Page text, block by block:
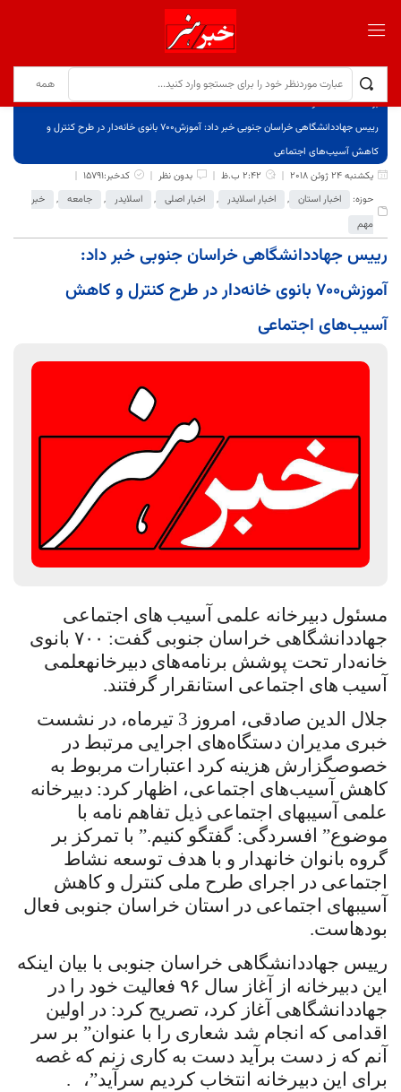
برگ نخست
نوشته‌ها
رییس جهاددانشگاهی خراسان جنوبی خبر داد: آموزش700 بانوی خانه‌دار در طرح کنترل و
کاهش آسیب‌های اجتماعی
یکشنبه 24 ژوئن 2018
2:42 ب.ظ بدون نظر
کدخبر:15791
حوزه:
اخبار استان , اخبار اسلایدر , اخبار اصلی , اسلایدر , جامعه ,
خبر
مهم
رییس جهاددانشگاهی خراسان جنوبی خبر داد:
آموزش700 بانوی خانه‌دار در طرح کنترل و کاهش
آسیب‌های اجتماعی
مسئول دبیرخانه علمی آسیب های اجتماعی
جهاددانشگاهی خراسان جنوبی گفت:
۷۰۰ بانوی
خانه‌دار تحت پوشش برنامه‌های دبیرخانهعلمی
آسیب های اجتماعی استانقرار گرفتند.
جلال الدین صادقی، امروز 3 تیرماه، در نشست
خبری مدیران دستگاه‌های اجرایی مرتبط در
خصوصگزارش هزینه کرد اعتبارات مربوط به
کاهش آسیب‌های اجتماعی، اظهار کرد: دبیرخانه
علمی آسیب­های اجتماعی ذیل تفاهم نامه با
موضوع” افسردگی: گفتگو کنیم.” با تمرکز بر
گروه بانوان خانه­دار و با هدف توسعه نشاط
اجتماعی در اجرای طرح ملی کنترل و کاهش
آسیب­های اجتماعی در استان خراسان جنوبی فعال
بوده­است.
رییس جهاددانشگاهی خراسان جنوبی با بیان اینکه
این دبیرخانه از آغاز سال ۹۶ فعالیت خود را در
جهاددانشگاهی آغاز کرد، تصریح کرد: در اولین
اقدامی که انجام شد شعاری را با عنوان” بر سر
آنم که ز دست برآید دست به کاری زنم که غصه
سرآید”، برای این دبیرخانه انتخاب کردیم
.